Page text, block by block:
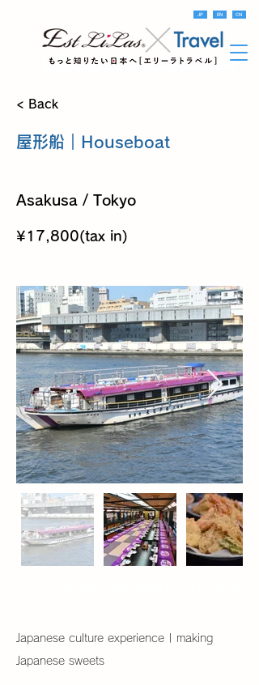
JP EN CN
< Back
屋形船｜Houseboat
Asakusa / Tokyo
¥17,800(tax in)
Japanese culture experience | making
Japanese sweets